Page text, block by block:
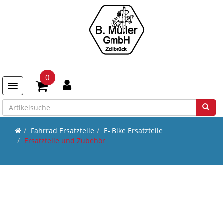
Toggle navigation
0
Fahrrad Ersatzteile
E- Bike Ersatzteile
Ersatzteile und Zubehör